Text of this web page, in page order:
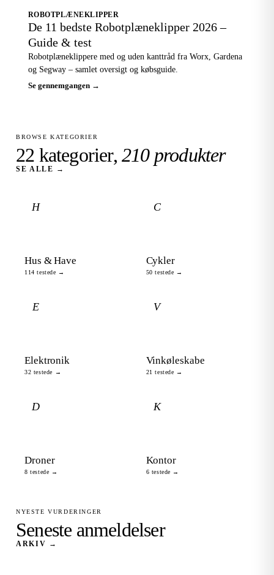
ROBOTPLÆNEKLIPPER
De 11 bedste Robotplæneklipper 2026 –
Guide & test
Robotplæneklippere med og uden kanttråd fra Worx, Gardena
og Segway – samlet oversigt og købsguide.
Se gennemgangen →
BROWSE KATEGORIER
22 kategorier, 210 produkter
SE ALLE →
H
Hus & Have
114 testede →
C
Cykler
50 testede →
E
Elektronik
32 testede →
V
Vinkøleskabe
21 testede →
D
Droner
8 testede →
K
Kontor
6 testede →
NYESTE VURDERINGER
Seneste anmeldelser
ARKIV →